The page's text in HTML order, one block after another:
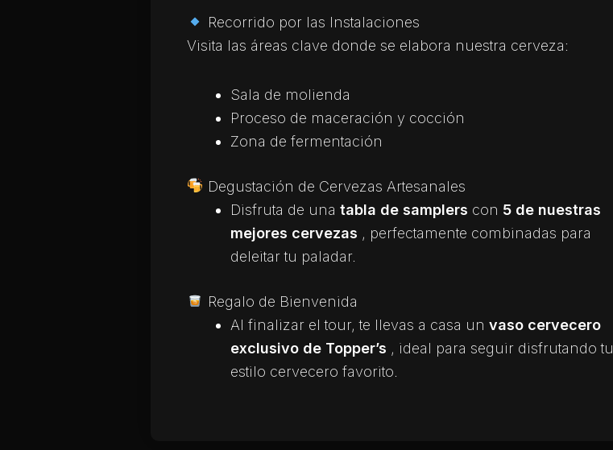
Recorrido por las Instalaciones
Visita las áreas clave donde se elabora nuestra cerveza:
Sala de molienda
Proceso de maceración y cocción
Zona de fermentación
Degustación de Cervezas Artesanales
Disfruta de una tabla de samplers con 5 de nuestras
mejores cervezas , perfectamente combinadas para
deleitar tu paladar.
Regalo de Bienvenida
Al finalizar el tour, te llevas a casa un vaso cervecero
exclusivo de Topper’s , ideal para seguir disfrutando tu
estilo cervecero favorito.